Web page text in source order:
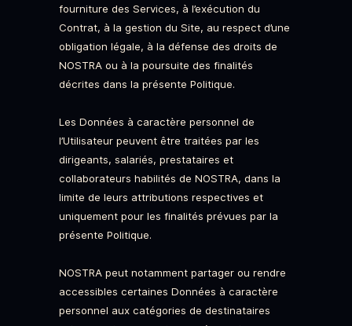
fourniture des Services, à l’exécution du
Contrat, à la gestion du Site, au respect d’une
obligation légale, à la défense des droits de
NOSTRA ou à la poursuite des finalités
décrites dans la présente Politique.
Les Données à caractère personnel de
l’Utilisateur peuvent être traitées par les
dirigeants, salariés, prestataires et
collaborateurs habilités de NOSTRA, dans la
limite de leurs attributions respectives et
uniquement pour les finalités prévues par la
présente Politique.
NOSTRA peut notamment partager ou rendre
accessibles certaines Données à caractère
personnel aux catégories de destinataires